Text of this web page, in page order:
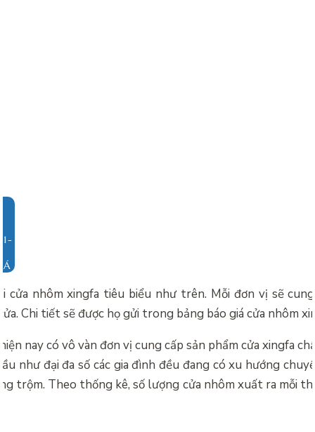
cửa nhôm xingfa tiêu biểu như trên. Mỗi đơn vị sẽ
Chi tiết sẽ được họ gửi trong bảng báo giá cửa nhôm
nay có vô vàn đơn vị cung cấp sản phẩm cửa xingfa
như đại đa số các gia đình đều đang có xu hướng
trộm. Theo thống kê, số lượng cửa nhôm xuất ra mỗi